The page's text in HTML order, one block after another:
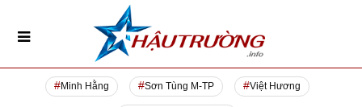
Minh Hằng Sơn Tùng M-TP Việt Hương